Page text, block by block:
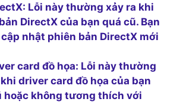
Lỗi này thường xảy ra khi
DirectX của bạn quá cũ. Bạn
nhật phiên bản DirectX mới
card đồ họa: Lỗi này thường
driver card đồ họa của bạn
hoặc không tương thích với